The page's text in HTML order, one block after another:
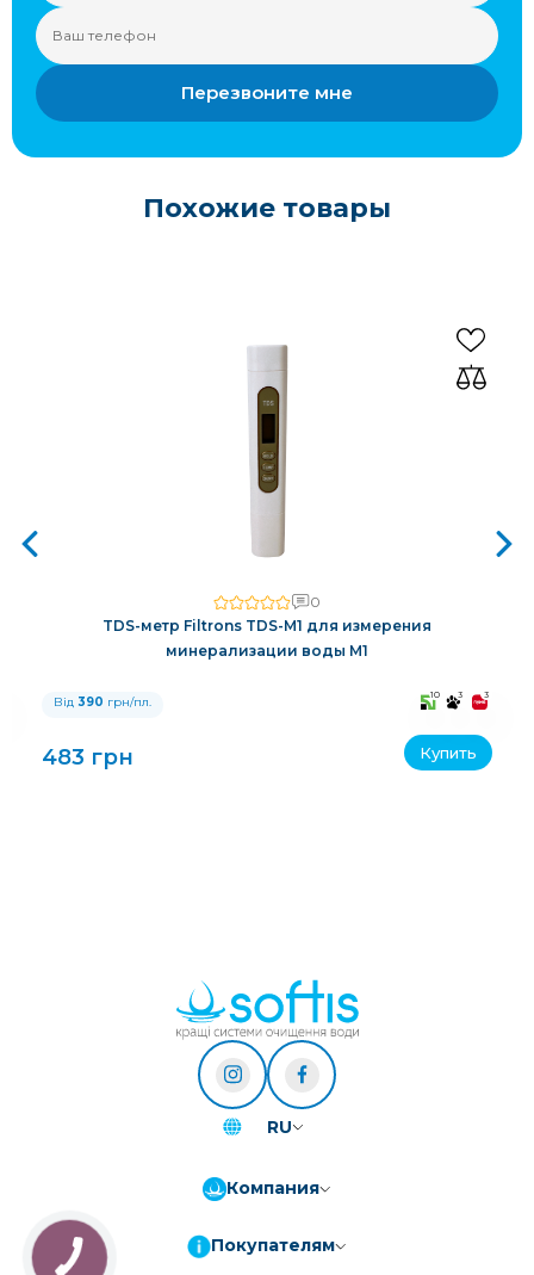
Перезвоните мне
Похожие товары
0
TDS-метр Filtrons TDS-M1 для измерения
минерализации воды M1
Від 390 грн/пл. 10 3 3
483 грн Купить
RU
Компания
Покупателям